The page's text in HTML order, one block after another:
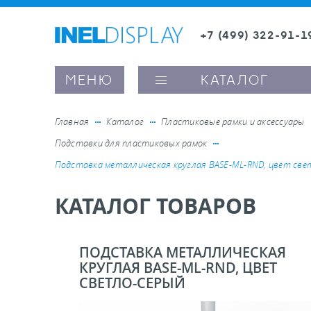
+7 (499) 322-91-
Заказать звонок
МЕНЮ КАТАЛОГ
ценникодержатели
полочного пространства
вывесок и шелфтокеры
оборудование, комплектующие
Главная Каталог
Пластиковые рамки и аксессуары
Подставки для пластиковых рамок
Подставка металлическая круглая BASE-ML-RND, цвет
КАТАЛОГ ТОВАРОВ
ПОДСТАВКА МЕТАЛЛИЧЕСКАЯ
КРУГЛАЯ BASE-ML-RND, ЦВЕТ
СВЕТЛО-СЕРЫЙ